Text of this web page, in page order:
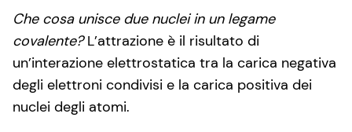
Che cosa unisce due nuclei in un legame
covalente?L’attrazione è il risultato di
un’interazione elettrostatica tra la carica negativa
degli elettroni condivisi e la carica positiva dei
nuclei degli atomi.